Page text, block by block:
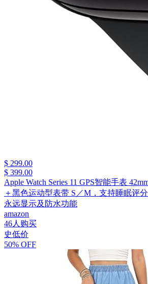
$ 299.00
$ 399.00
Apple Watch Series 11 GPS智能手表
＋黑色运动型表带 S／M，支持睡眠评
永远显示及防水功能
amazon
46人购买
史低价
50% OFF